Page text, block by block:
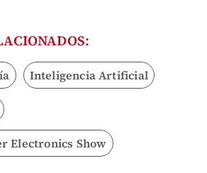
Inteligencia Artificial
Electronics Show